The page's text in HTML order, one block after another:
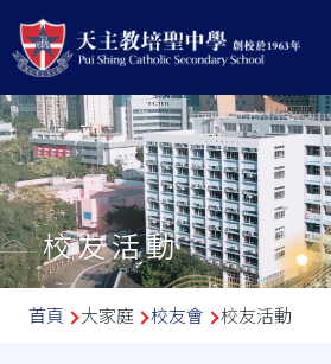
移至主內容
校友活動
導
首頁 大家庭 校友會 校友活動